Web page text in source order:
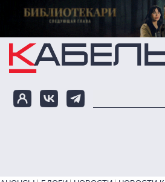
Перейти к основному содержанию